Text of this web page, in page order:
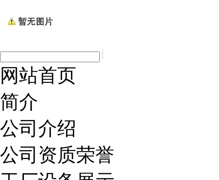
网站首页
简介
公司介绍
公司资质荣誉